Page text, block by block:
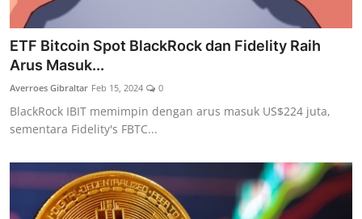
ETF Bitcoin Spot BlackRock dan Fidelity Raih
Arus Masuk...
Averroes Gibraltar Feb 15, 2024 0
BlackRock IBIT memimpin dengan arus masuk US$224 juta,
sementara Fidelity's FBTC...